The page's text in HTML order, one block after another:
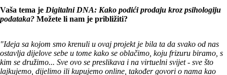
Vaša tema je Digitalni DNA: Kako podići prodaju kroz psihologiju
podataka? Možete li nam je približiti?
"Ideja sa kojom smo krenuli u ovaj projekt je bila ta da svako od nas
ostavlja dijelove sebe u tome kako se oblačimo, koju frizuru biramo, s
kim se družimo... Sve ovo se preslikava i na virtuelni svijet - sve što
lajkujemo, dijelimo ili kupujemo online, također govori o nama kao